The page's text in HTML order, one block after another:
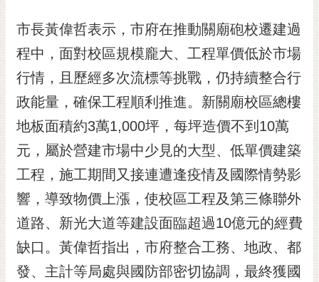
桐
花
祭
網
站
導
覽
訂
閱
RSS
訂
閱
電
子
市長黃偉哲表示，市府在推動關廟砲校遷建過
程中，面對校區規模龐大、工程單價低於市場
行情，且歷經多次流標等挑戰，仍持續整合行
政能量，確保工程順利推進。新關廟校區總樓
地板面積約3萬1,000坪，每坪造價不到10萬
元，屬於營建市場中少見的大型、低單價建築
工程，施工期間又接連遭逢疫情及國際情勢影
響，導致物價上漲，使校區工程及第三條聯外
道路、新光大道等建設面臨超過10億元的經費
缺口。黃偉哲指出，市府整合工務、地政、都
發、主計等局處與國防部密切協調，最終獲國